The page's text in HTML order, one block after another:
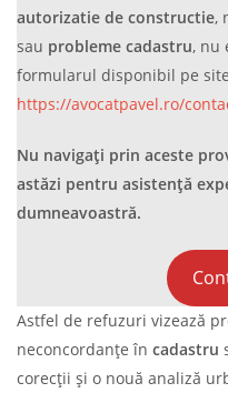
autorizatie de constructie,
sau probleme cadastru, nu
formularul disponibil pe
https://avocatpavel.ro/
Nu navigați prin aceste
astăzi pentru asistență
dumneavoastră.
Astfel de refuzuri vizează
neconcordanțe în cadastru
corecții și o nouă analiză